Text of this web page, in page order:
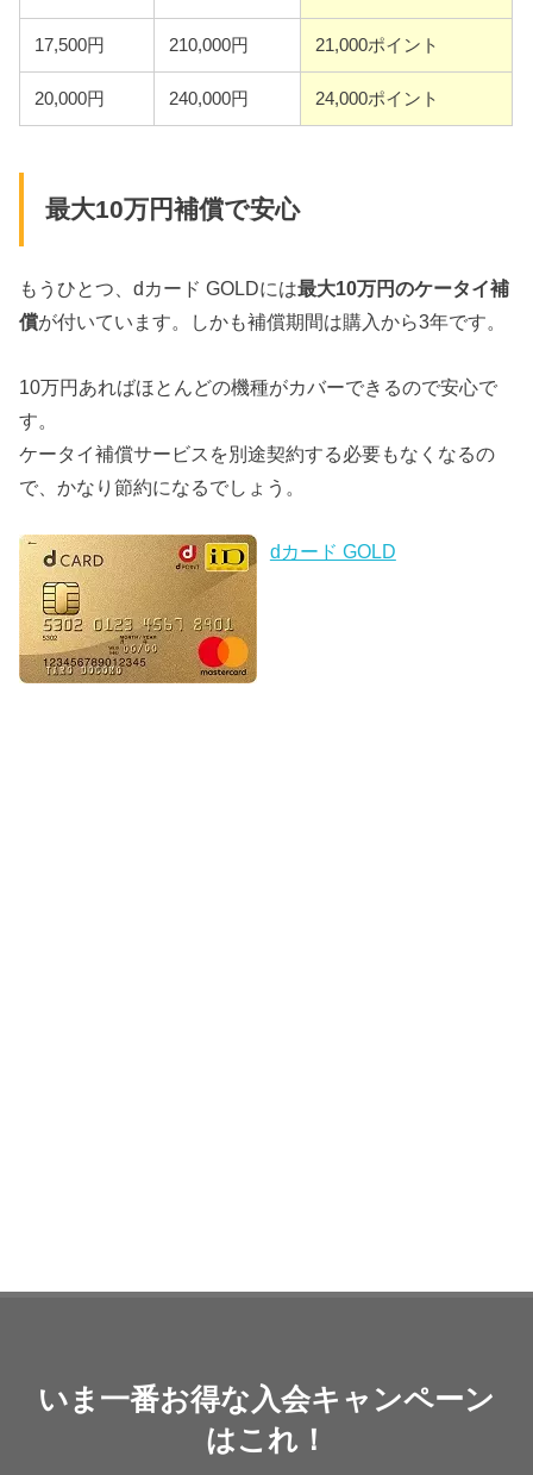
17,500円 210,000円 21,000ポイント
20,000円 240,000円 24,000ポイント
最大10万円補償で安心
もうひとつ、dカード GOLDには最大10万円のケータイ補
償が付いています。しかも補償期間は購入から3年です。
10万円あればほとんどの機種がカバーできるので安心で
す。
ケータイ補償サービスを別途契約する必要もなくなるの
で、かなり節約になるでしょう。
dカード GOLD
いま一番お得な入会キャンペーン
はこれ！